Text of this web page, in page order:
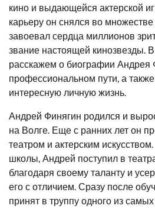
кино и выдающейся актерской
карьеру он снялся во
завоевал сердца миллионов
звание настоящей кинозвезды.
расскажем о биографии Андрея
профессиональном пути, а
интересную личную жизнь.
Андрей Финягин родился и
на Волге. Еще с ранних лет он
театром и актерским
школы, Андрей поступил в
благодаря своему таланту и
его с отличием. Сразу после
принят в труппу одного из